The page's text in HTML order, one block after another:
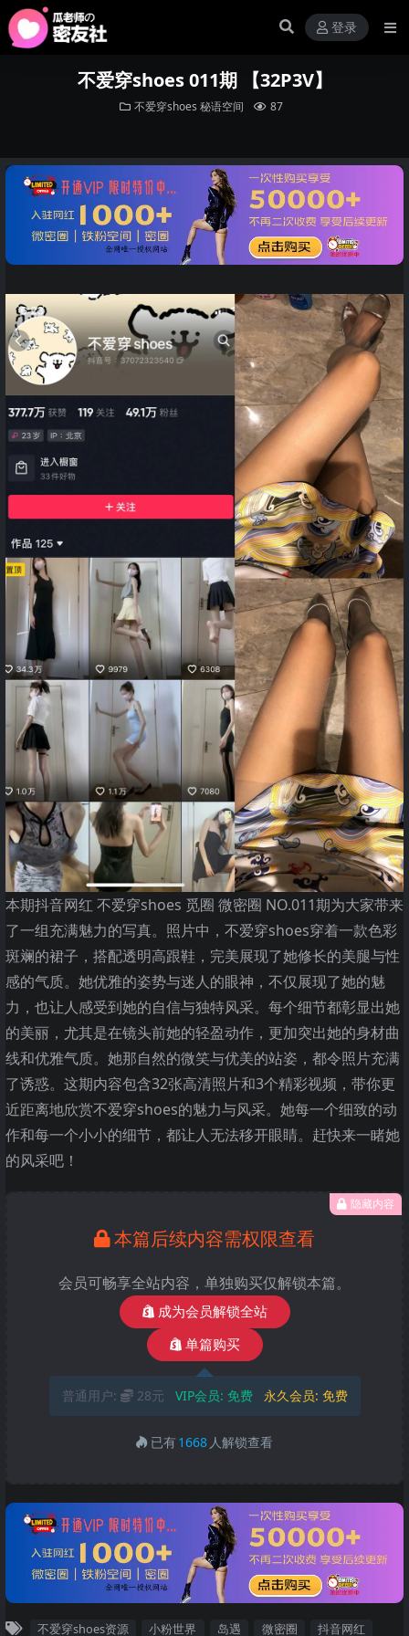
登录
不爱穿shoes 011期 【32P3V】
不爱穿shoes 秘语空间 87
本期抖音网红 不爱穿shoes 觅圈 微密圈 NO.011期为大家带来
了一组充满魅力的写真。照片中，不爱穿shoes穿着一款色彩
斑斓的裙子，搭配透明高跟鞋，完美展现了她修长的美腿与性
感的气质。她优雅的姿势与迷人的眼神，不仅展现了她的魅
力，也让人感受到她的自信与独特风采。每个细节都彰显出她
的美丽，尤其是在镜头前她的轻盈动作，更加突出她的身材曲
线和优雅气质。她那自然的微笑与优美的站姿，都令照片充满
了诱惑。这期内容包含32张高清照片和3个精彩视频，带你更
近距离地欣赏不爱穿shoes的魅力与风采。她每一个细致的动
作和每一个小小的细节，都让人无法移开眼睛。赶快来一睹她
的风采吧！
隐藏内容
本篇后续内容需权限查看
会员可畅享全站内容，单独购买仅解锁本篇。
成为会员解锁全站
单篇购买
普通用户: 28元 VIP会员: 免费 永久会员: 免费
已有1668 人解锁查看
不爱穿shoes资源 小粉世界 岛遇 微密圈 抖音网红